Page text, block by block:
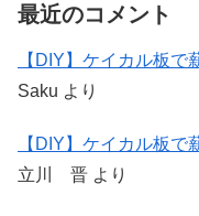
最近のコメント
【DIY】ケイカル板
Saku より
【DIY】ケイカル板
立川 晋 より